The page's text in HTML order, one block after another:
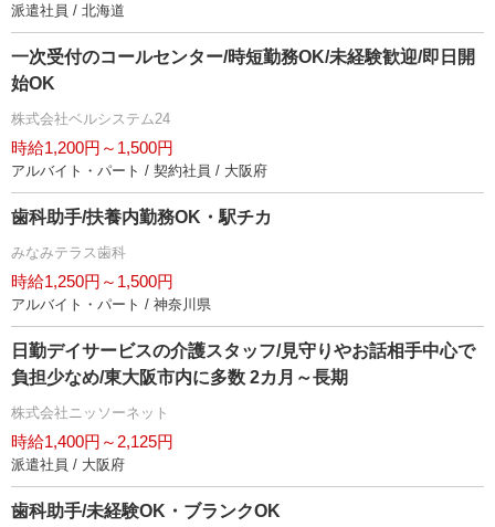
派遣社員 / 北海道
一次受付のコールセンター/時短勤務OK/未経験歓迎/即日開
始OK
株式会社ベルシステム24
時給1,200円～1,500円
アルバイト・パート / 契約社員 / 大阪府
歯科助手/扶養内勤務OK・駅チカ
みなみテラス歯科
時給1,250円～1,500円
アルバイト・パート / 神奈川県
日勤デイサービスの介護スタッフ/見守りやお話相手中心で
負担少なめ/東大阪市内に多数 2カ月～長期
株式会社ニッソーネット
時給1,400円～2,125円
派遣社員 / 大阪府
歯科助手/未経験OK・ブランクOK